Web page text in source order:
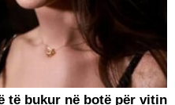
të bukur në botë për vitin